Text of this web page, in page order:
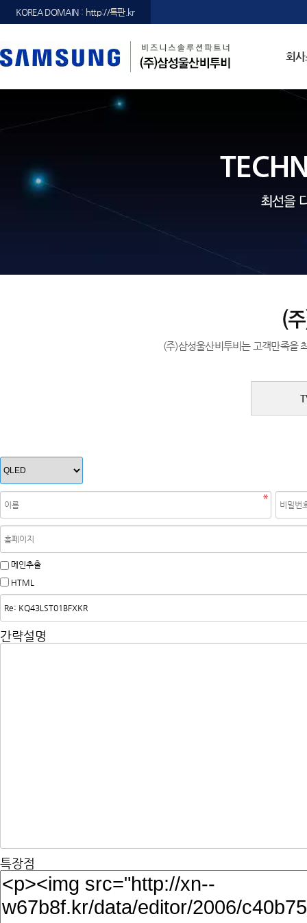
KOREA DOMAIN : http://특판.kr
회
(주)삼성울산비투비는 고객만족을
메인추출
HTML
간략설명
특장점